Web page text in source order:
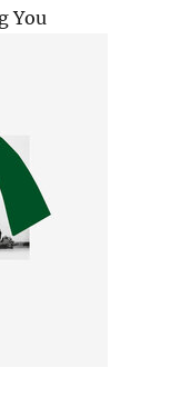
You